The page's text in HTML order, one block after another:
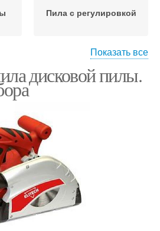
Пила с регулировкой
Показать все
дисковой пилы.